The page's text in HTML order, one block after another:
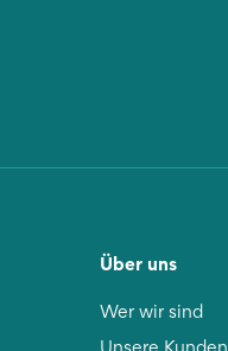
Über uns
Wer wir sind